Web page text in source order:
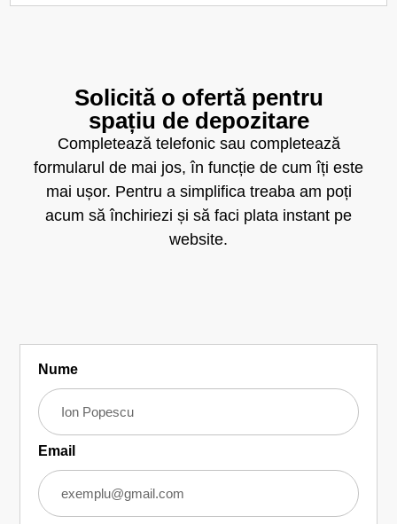
Solicită o ofertă pentru
spațiu de depozitare
Completează telefonic sau completează
formularul de mai jos, în funcție de cum îți este
mai ușor. Pentru a simplifica treaba am poți
acum să închiriezi și să faci plata instant pe
website.
Nume
Email